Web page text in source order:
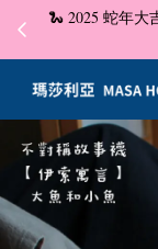
🐍 2025 蛇年大
您